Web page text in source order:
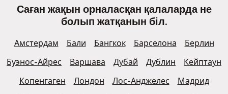
Саған жақын орналасқан қалаларда не
болып жатқанын біл.
Амстердам Бали Бангкок Барселона
Берлин
Буэнос-Айрес
Варшава Дубай Дублин
Кейптаун
Копенгаген
Лондон Лос-Анджелес
Мадрид